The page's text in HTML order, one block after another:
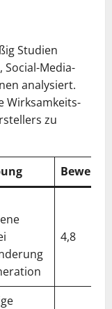
Studien
Media-
analysiert.
Wirksamkeits-
zu
4,8